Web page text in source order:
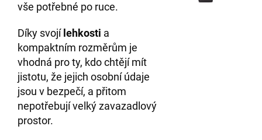
vše potřebné po ruce.
Díky svojí lehkosti a
kompaktním rozměrům je
vhodná pro ty, kdo chtějí mít
jistotu, že jejich osobní údaje
jsou v bezpečí, a přitom
nepotřebují velký zavazadlový
prostor.